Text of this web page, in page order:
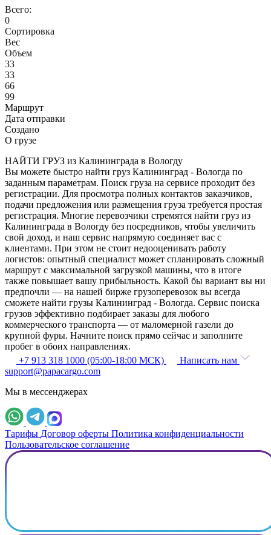
Всего:
0
Сортировка
Вес
Объем
33
33
66
99
Маршрут
Дата отправки
Создано
О грузе
НАЙТИ ГРУЗ из Калининграда в Вологду
Вы можете быстро найти груз Калининград - Вологда по
заданным параметрам. Поиск груза на сервисе проходит без
регистрации. Для просмотра полных контактов заказчиков,
подачи предложения или размещения груза требуется простая
регистрация. Многие перевозчики стремятся найти груз из
Калининграда в Вологду без посредников, чтобы увеличить
свой доход, и наш сервис напрямую соединяет вас с
клиентами. При этом не стоит недооценивать работу
логистов: опытный специалист может спланировать сложный
маршрут с максимальной загрузкой машины, что в итоге
также повышает вашу прибыльность. Какой бы вариант вы ни
предпочли — на нашей бирже грузоперевозок вы всегда
сможете найти грузы Калининград - Вологда. Сервис поиска
грузов эффективно подбирает заказы для любого
коммерческого транспорта — от маломерной газели до
крупной фуры. Начните поиск прямо сейчас и заполните
пробег в обоих направлениях.
+7 913 318 1000 (05:00-18:00 МСК)
Написать нам
support@papacargo.com
Мы в мессенджерах
Тарифы Договор оферты Политика конфиденциальности
Пользовательское соглашение